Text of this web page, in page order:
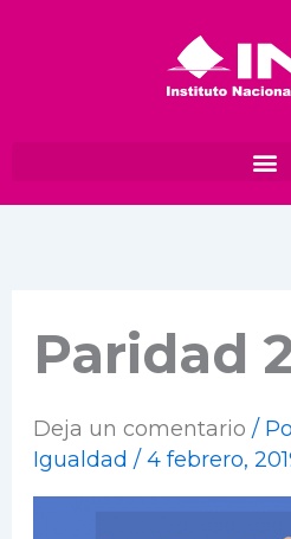
Paridad
Deja un comentario /
Igualdad /4 febrero,